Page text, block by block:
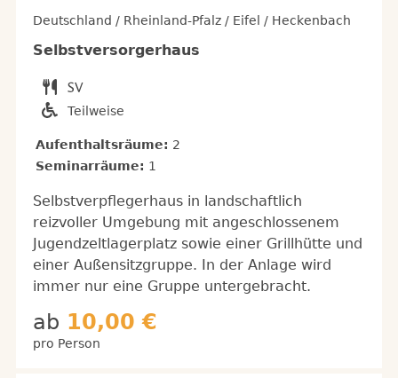
Deutschland / Rheinland-Pfalz / Eifel / Heckenbach
Selbstversorgerhaus
Teilweise
Aufenthaltsräume: 2
Seminarräume: 1
Selbstverpflegerhaus in landschaftlich
reizvoller Umgebung mit angeschlossenem
Jugendzeltlagerplatz sowie einer Grillhütte und
einer Außensitzgruppe. In der Anlage wird
immer nur eine Gruppe untergebracht.
ab 10,00 €
pro Person